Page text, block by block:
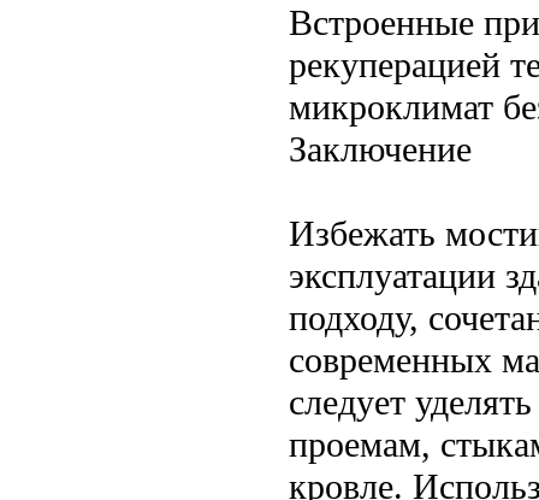
Встроенные
рекуперацией
микроклимат
Заключение
Избежать
эксплуатации
подходу,
современных
следует
проемам,
кровле.